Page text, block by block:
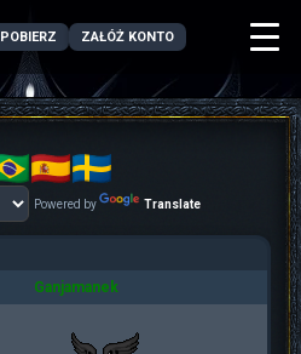
POBIERZ ZAŁÓŻ KONTO
Powered by Translate
Ganjamanek